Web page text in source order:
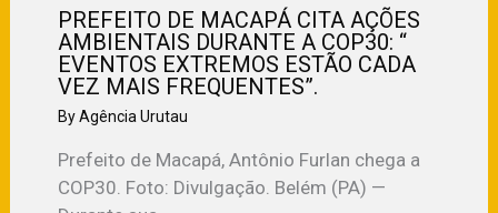
PREFEITO DE MACAPÁ CITA AÇÕES
AMBIENTAIS DURANTE A COP30: “
EVENTOS EXTREMOS ESTÃO CADA
VEZ MAIS FREQUENTES”.
ByAgência Urutau
Prefeito de Macapá, Antônio Furlan chega a
COP30. Foto: Divulgação. Belém (PA) —